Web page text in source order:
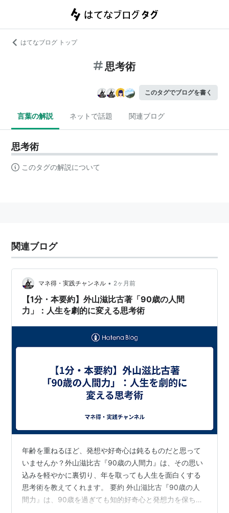
はてなブログ トップ
思考術
このタグでブログを書く
言葉の解説 ネットで話題 関連ブログ
思考術
このタグの解説について
関連ブログ
マネ得・実践チャンネル • 2ヶ月前
【1分・本要約】外山滋比古著「90歳の人間
力」：人生を劇的に変える思考術
年齢を重ねるほど、発想や好奇心は鈍るものだと思って
いませんか？外山滋比古『90歳の人間力』は、その思い
込みを軽やかに裏切り、年を取っても人生を面白くする
思考術を教えてくれます。 要約 外山滋比古『90歳の人
間力』は、90歳を過ぎても知的好奇心と発想力を保ち続